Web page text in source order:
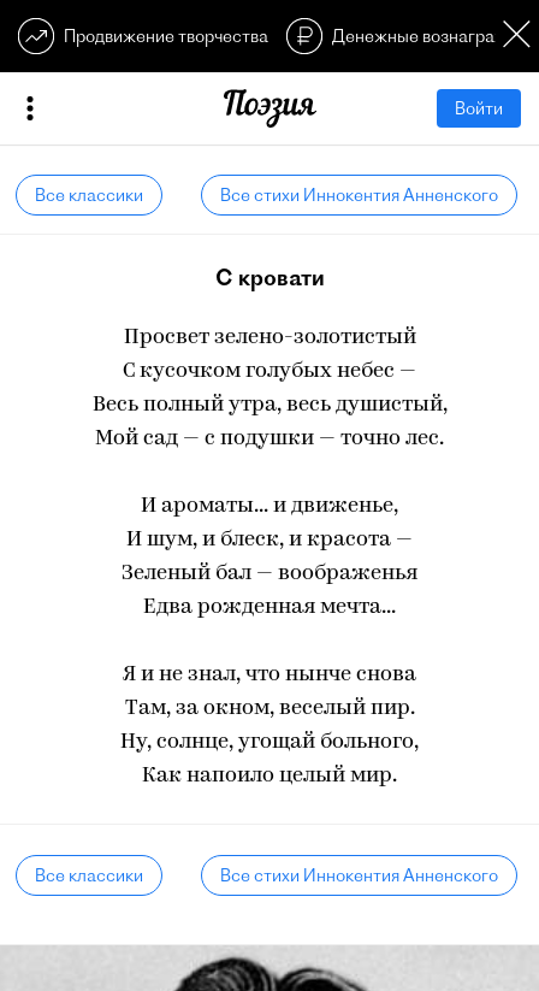
Продвижение творчества Денежные
Войти
Все классики Все стихи Иннокентия Анненского
С кровати
Просвет зелено-золотистый
С кусочком голубых небес —
Весь полный утра, весь душистый,
Мой сад — с подушки — точно лес.
И ароматы... и движенье,
И шум, и блеск, и красота —
Зеленый бал — воображенья
Едва рожденная мечта...
Я и не знал, что нынче снова
Там, за окном, веселый пир.
Ну, солнце, угощай больного,
Как напоило целый мир.
Все классики Все стихи Иннокентия Анненского